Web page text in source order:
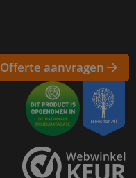
Offerte aanvragen